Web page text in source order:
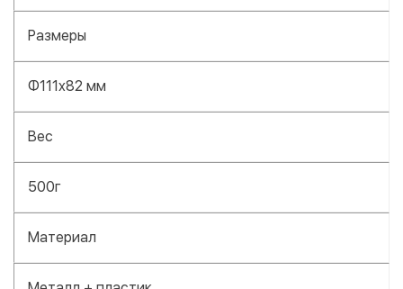
Размеры
Φ111x82 мм
Вес
500г
Материал